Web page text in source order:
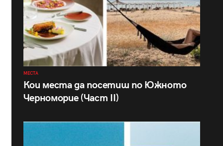
МЕСТА
Кои места да посетиш по Южното
Черноморие (Част II)